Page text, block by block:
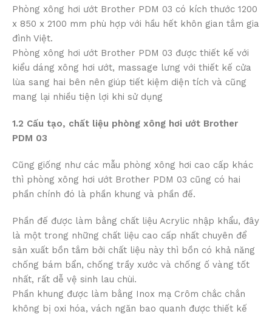
Phòng xông hơi ướt Brother PDM 03 có kích thước 1200
x 850 x 2100 mm phù hợp với hầu hết khôn gian tắm gia
đình Việt.
Phòng xông hơi ướt Brother PDM 03 được thiết kế với
kiểu dáng xông hơi ướt, massage lưng với thiết kế cửa
lùa sang hai bên nên giúp tiết kiệm diện tích và cũng
mang lại nhiều tiện lợi khi sử dụng
1.2 Cấu tạo, chất liệu phòng xông hơi ướt Brother
PDM 03
Cũng giống như các mẫu phòng xông hơi cao cấp khác
thì phòng xông hơi ướt Brother PDM 03 cũng có hai
phần chính đó là phần khung và phần đế.
Phần đế được làm bằng chất liệu Acrylic nhập khẩu, đây
là một trong những chất liệu cao cấp nhất chuyên để
sản xuất bồn tắm bởi chất liệu này thì bồn có khả năng
chống bám bẩn, chống trầy xước và chống ố vàng tốt
nhất, rất dễ vệ sinh lau chùi.
Phần khung được làm bằng Inox mạ Crôm chắc chắn
không bị oxi hóa, vách ngăn bao quanh được thiết kế